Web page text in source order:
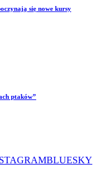
się nowe kursy
ptaków”
BLUESKY